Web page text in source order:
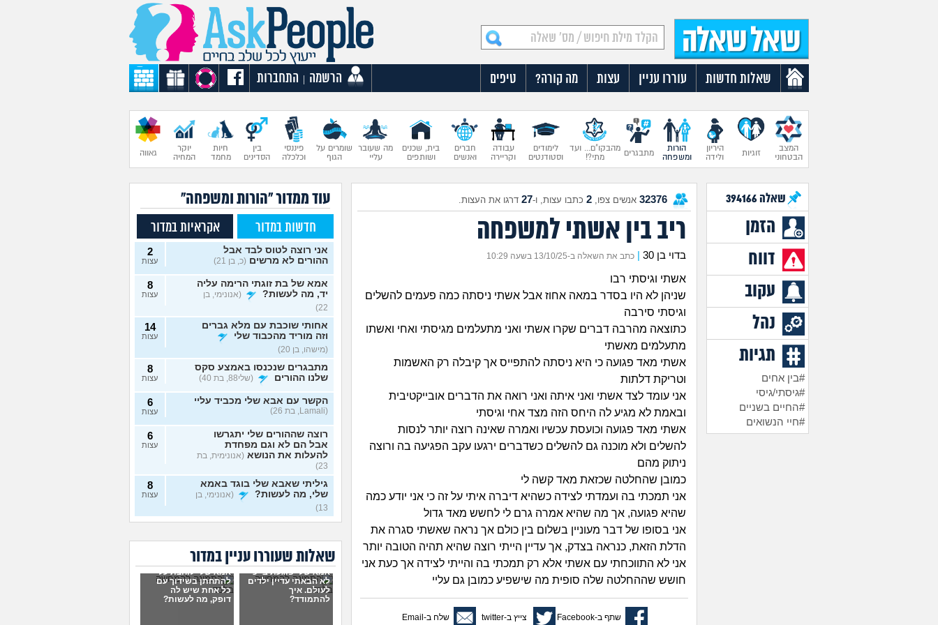
שאלות חדשות עוררו עניין עצות מה קורה? טיפים הרשמה התחברות
המצב
הבטחוני
זוגיות
היריון
ולידה
הורות
ומשפחה
מתבגרים
מהבקו"ם... ועד
מתי?!
לימודים
וסטודנטים
עבודה
וקריירה
חברים
ואנשים
בית, שכנים
ושותפים
מה שעובר
עליי
שומרים על
הגוף
פיננסי
וכלכלה
בין
הסדינים
חיות
מחמד
יוקר
המחיה
גאווה
שאלה394166
הזמן
דווח
עקוב
נהל
תגיות
#בין אחים
#גיסתי/גיסי
#החיים בשניים
#חיי הנשואים
32376 אנשים צפו, 2 כתבו עצות, ו-27 דרגו את העצות.
ריב בין אשתי למשפחה
בדוי בן 30 כתב את השאלה ב-13/10/25 בשעה 10:29
אשתי וגיסתי רבו
שניהן לא היו בסדר במאה אחוז אבל אשתי ניסתה כמה פעמים להשלים
וגיסתי סירבה
כתוצאה מהרבה דברים שקרו אשתי ואני מתעלמים מגיסתי ואחי ואשתו
מתעלמים מאשתי
אשתי מאד פגועה כי היא ניסתה להתפייס אך קיבלה רק האשמות
וטריקת דלתות
אני עומד לצד אשתי ואני איתה ואני רואה את הדברים אובייקטיבית
ובאמת לא מגיע לה היחס הזה מצד אחי וגיסתי
אשתי מאד פגועה וכועסת עכשיו ואמרה שאינה רוצה יותר לנסות
להשלים ולא מוכנה גם להשלים כשדברים ירגעו עקב הפגיעה בה ורוצה
ניתוק מהם
כמובן שהחלטה שכזאת מאד קשה לי
אני תמכתי בה ועמדתי לצידה כשהיא דיברה איתי על זה כי אני יודע כמה
שהיא פגועה, אך מה שהיא אמרה גרם לי לחשש מאד גדול
אני בסופו של דבר מעוניין בשלום בין כולם אך נראה שאשתי סגרה את
הדלת הזאת, כנראה בצדק, אך עדיין הייתי רוצה שהיא תהיה הטובה יותר
אני לא התווכחתי עם אשתי אלא רק תמכתי בה והייתי לצידה אך כעת אני
חושש שההחלטה שלה סופית מה שישפיע כמובן גם עליי
שתף ב-Facebook צייץ ב-twitter שלח ב-Email
עוד ממדור "הורות ומשפחה"
חדשות במדור אקראיות במדור
אני רוצה לטוס לבד אבל
ההורים לא מרשים (כ, בן 21)
2
עצות
אמא של בת זוגתי הרימה עליה
יד, מה לעשות?
(אנונימי, בן
22)
8
עצות
אחותי שוכבת עם מלא גברים
וזה מוריד מהכבוד שלי
(מישהו, בן 20)
14
עצות
מתבגרים שנכנסו באמצע סקס
שלנו ההורים
(שלי88, בת 40)
8
עצות
הקשר עם אבא שלי מכביד עליי
(Lamali, בת 26)
6
עצות
רוצה שההורים שלי יתגרשו
אבל הם לא וגם מפחדת
להעלות את הנושא (אנונימית, בת
23)
6
עצות
גיליתי שאבא שלי בוגד באמא
שלי, מה לעשות?
(אנונימי, בן
13)
8
עצות
אני חושדת שאח שלי עומד
29)
האם מה שאני מרגיש זה הגיוני
ותקין?
(לירון, בן 31)
8
עצות
חלום שחוזר על עצמו ילדים
שאלות שעוררו עניין במדור
אמא שלי פוגעת בי כי
לא הבאתי עדיין ילדים
לעולם. איך
להתמודד?
אמא שלי לוחצת עליי
להתחתן בשידוך עם
כל אחת שיש לה
דופק, מה לעשות?